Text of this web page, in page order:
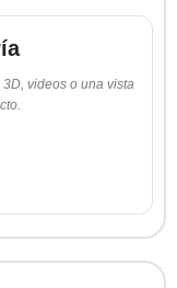
videos o una vista